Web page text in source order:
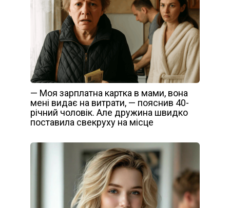
— Моя зарплатна картка в мами, вона
мені видає на витрати, — пояснив 40-
річний чоловік. Але дружина швидко
поставила свекруху на місце